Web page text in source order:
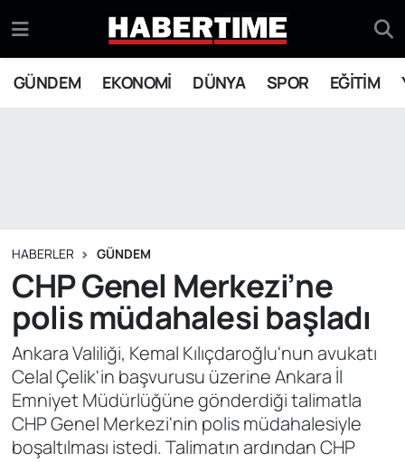
GÜNDEM EKONOMİ DÜNYA SPOR EĞİTİM
HABERLER GÜNDEM
CHP Genel Merkezi’ne
polis müdahalesi başladı
Ankara Valiliği, Kemal Kılıçdaroğlu'nun avukatı
Celal Çelik'in başvurusu üzerine Ankara İl
Emniyet Müdürlüğüne gönderdiği talimatla
CHP Genel Merkezi'nin polis müdahalesiyle
boşaltılması istedi. Talimatın ardından CHP
EKONOMİ
EĞİTİM
YAŞAM
SİYASET
ASAYİŞ
SAĞLIK
Eskişehir Nöbetçi Eczaneler
Eskişehir Hava Durumu
Süper Lig Puan Durumu ve Fikstür
Tüm Manşetler
Son Dakika Haberleri
Haber Arşivi